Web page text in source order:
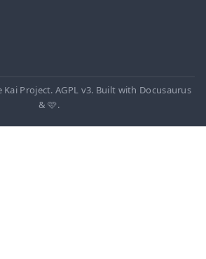
Project. AGPL v3. Built with Docusaurus
& 🩷.